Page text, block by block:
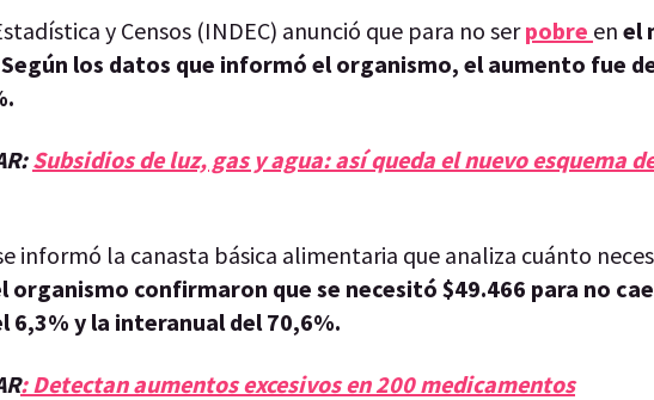
y Censos (INDEC) anunció que para no serpobre en el
los datos que informó el organismo, el aumento fue
Subsidios de luz, gas y agua: así queda el nuevo esquema
informó la canasta básica alimentaria que analiza cuánto
organismo confirmaron que se necesitó $49.466 para no
6,3% y la interanual del 70,6%.
: Detectan aumentos excesivos en 200 medicamentos